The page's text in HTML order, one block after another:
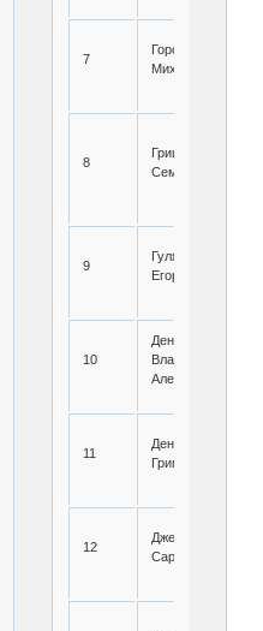
7
Горохов Николай
Михайлович
8
Гришин Петр
Семенович
9
Гуляев Федор
Егорович
10
Денисов
Владимир
Алексеевич
11
Денисов Яков
Григорьевич
12
Дженильбаев
Сарсен